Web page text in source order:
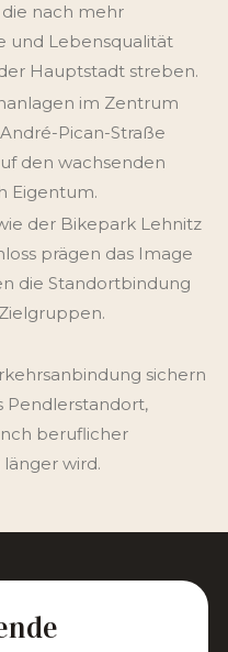
nach mehr
und Lebensqualität
Hauptstadt streben.
im Zentrum
Pican-Straße
den wachsenden
Eigentum.
der Bikepark Lehnitz
prägen das Image
die Standortbindung
sichern
Pendlerstandort,
beruflicher
wird.